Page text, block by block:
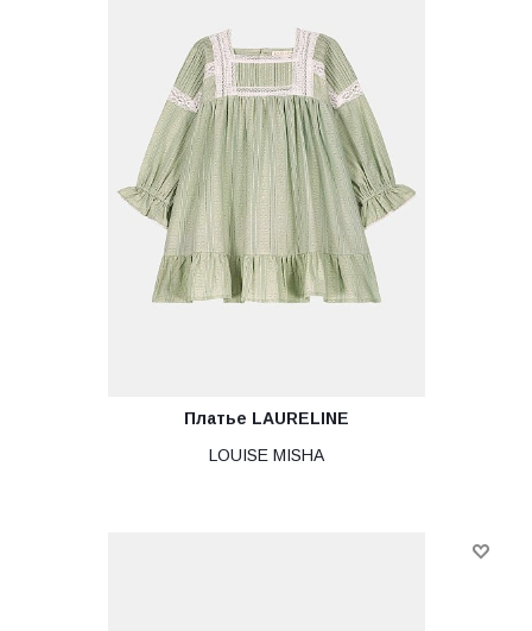
Платье LAURELINE
LOUISE MISHA